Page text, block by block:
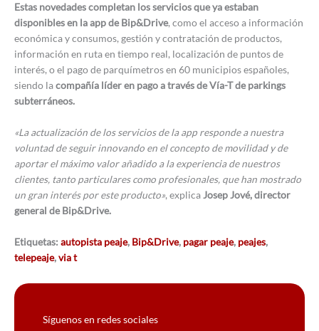
Estas novedades completan los servicios que ya estaban
disponibles en la app de Bip&Drive, como el acceso a información
económica y consumos, gestión y contratación de productos,
información en ruta en tiempo real, localización de puntos de
interés, o el pago de parquímetros en 60 municipios españoles,
siendo lacompañía líder en pago a través de Vía-T de parkings
subterráneos.
«La actualización de los servicios de la app responde a nuestra
voluntad de seguir innovando en el concepto de movilidad y de
aportar el máximo valor añadido a la experiencia de nuestros
clientes, tanto particulares como profesionales, que han mostrado
un gran interés por este producto», explica Josep Jové, director
general de Bip&Drive.
Etiquetas: autopista peaje, Bip&Drive, pagar peaje, peajes,
telepeaje,via t
Síguenos en redes sociales